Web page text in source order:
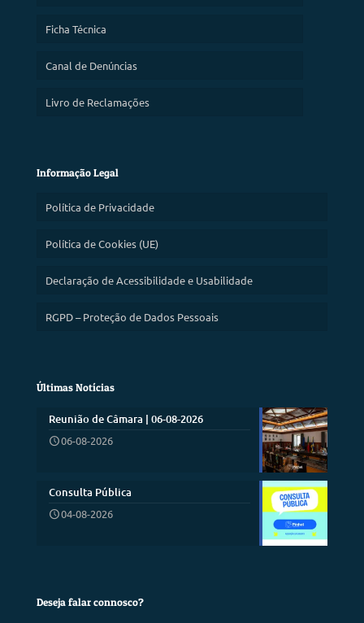
Ficha Técnica
Canal de Denúncias
Livro de Reclamações
Informação Legal
Política de Privacidade
Política de Cookies (UE)
Declaração de Acessibilidade e Usabilidade
RGPD – Proteção de Dados Pessoais
Últimas Notícias
Reunião de Câmara | 06-08-2026
06-08-2026
Consulta Pública
04-08-2026
Deseja falar connosco?